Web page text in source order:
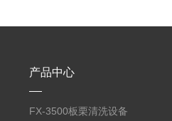
产品中心
FX-3500板栗清洗设备